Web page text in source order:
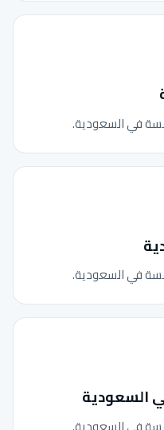
في السعودية.
في السعودية.
السعودية